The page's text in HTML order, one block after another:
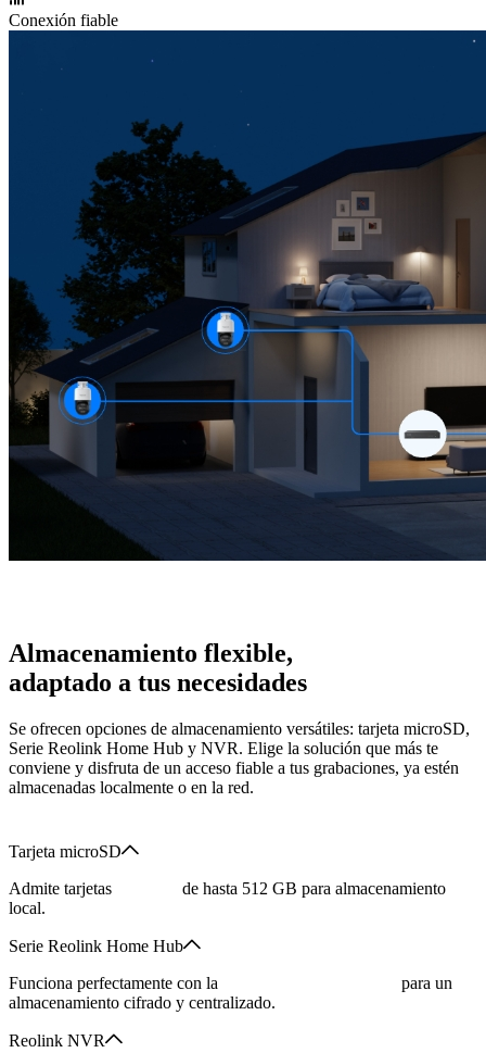
Conexión fiable
Almacenamiento flexible,
adaptado a tus necesidades
Se ofrecen opciones de almacenamiento versátiles: tarjeta microSD,
Serie Reolink Home Hub y NVR. Elige la solución que más te
conviene y disfruta de un acceso fiable a tus grabaciones, ya estén
almacenadas localmente o en la red.
Tarjeta microSD
Admite tarjetas
de hasta 512 GB para almacenamiento
local.
Serie Reolink Home Hub
Funciona perfectamente con la
para un
almacenamiento cifrado y centralizado.
Reolink NVR